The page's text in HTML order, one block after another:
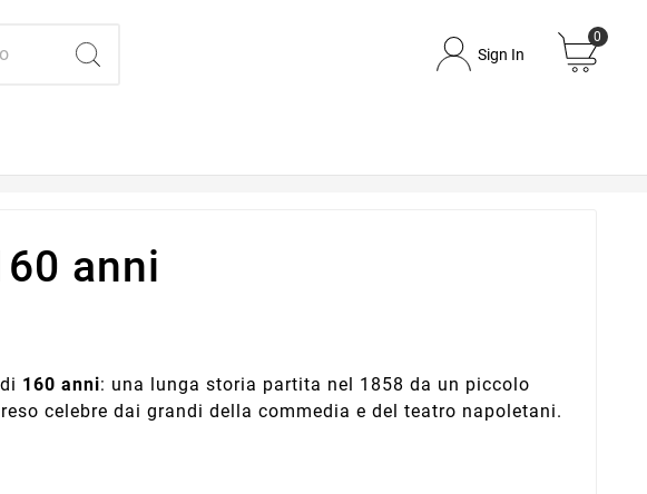
Sign In
0
anni
160 anni: una lunga storia partita nel 1858 da un piccolo
celebre dai grandi della commedia e del teatro napoletani.